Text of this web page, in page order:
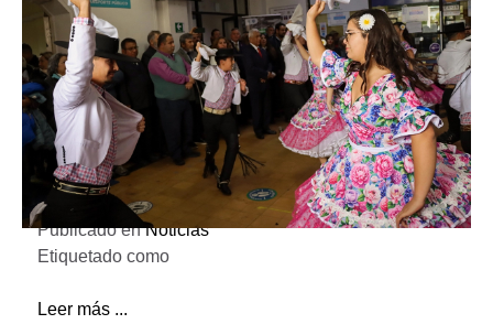
Publicado en Noticias
Etiquetado como
Leer más ...